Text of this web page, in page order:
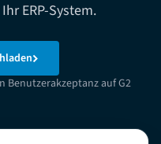
ERP-System.
Benutzerakzeptanz auf G2